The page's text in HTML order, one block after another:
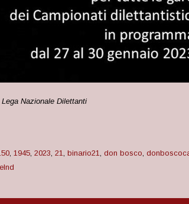
Nazionale Dilettanti
, 1945, 2023, 21, binario21, don bosco,